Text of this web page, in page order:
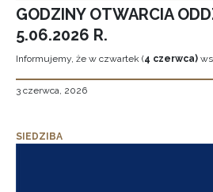
GODZINY OTWARCIA
5.06.2026 R.
Informujemy, że w czwartek (4 czerwca)
3 czerwca, 2026
SIEDZIBA